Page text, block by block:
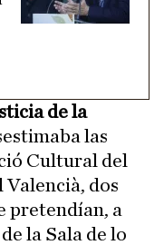
de la
las
Cultural del
Valencià, dos
pretendían, a
la Sala de lo